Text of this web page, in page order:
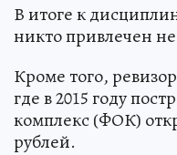
В итоге к
никто привлечен
Кроме того,
где в 2015 году
комплекс (ФОК)
рублей.